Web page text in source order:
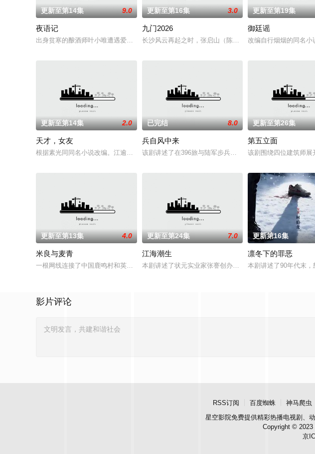
更新至第14集 9.0
夜语记
出身贫寒的酿酒师叶小唯遭遇爱人程桉、恩师林晚媚的双重背叛。她从恨意中涅槃重生，借私生
更新至第16集 3.0
九门2026
长沙风云再起之时，张启山（陈伟霆 饰）与吴老狗（曾舜
更新至第19集
御廷谣
改编自行烟烟的同名小
更新至第14集 2.0
天才，女友
根据素光同同名小说改编。江逾白长大以后，林知夏忽然对他说：“江逾白，我喜欢你，哲学和生
已完结 8.0
兵自风中来
该剧讲述了在396旅与陆军步兵学院联合举办的小型军事演
更新至第26集
第五立面
该剧围绕四位建筑师展
更新至第13集 4.0
米良与麦青
一根网线连接了中国鹿鸣村和英国牛津，麦香通过视频向米良宣告：婚不结了。鹿鸣村开了锅，
更新至第24集 7.0
江海潮生
本剧讲述了状元实业家张謇创办大生企业，实业报国的故事
更新第16集
凛冬下的罪恶
本剧讲述了90年代末
影片评论
RSS订阅 百度蜘蛛 神马爬虫
星空影院免费提供精彩热播电视剧、
Copyright ©
京